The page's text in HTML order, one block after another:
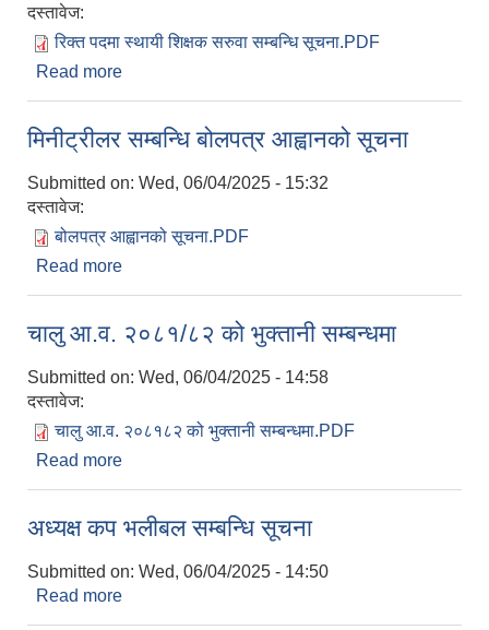
दस्तावेज:
रिक्त पदमा स्थायी शिक्षक सरुवा सम्बन्धि सूचना.PDF
Read more
मिनीट्रीलर सम्बन्धि बोलपत्र आह्वानको सूचना
Submitted on: Wed, 06/04/2025 - 15:32
दस्तावेज:
बोलपत्र आह्वानको सूचना.PDF
Read more
चालु आ.व. २०८१/८२ को भुक्तानी सम्बन्धमा
Submitted on: Wed, 06/04/2025 - 14:58
दस्तावेज:
चालु आ.व. २०८१८२ को भुक्तानी सम्बन्धमा.PDF
Read more
अध्यक्ष कप भलीबल सम्बन्धि सूचना
Submitted on: Wed, 06/04/2025 - 14:50
Read more